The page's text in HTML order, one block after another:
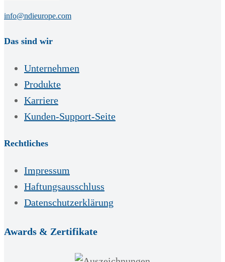
info@ndieurope.com
Das sind wir
Unternehmen
Produkte
Karriere
Kunden-Support-Seite
Rechtliches
Impressum
Haftungsausschluss
Datenschutzerklärung
Awards & Zertifikate